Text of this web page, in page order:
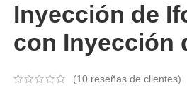
Inyección de
con Inyección
(10reseñas de clientes)